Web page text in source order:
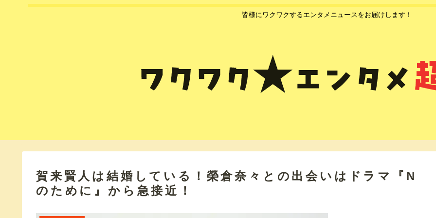
皆様にワクワクするエンタメニュースをお届けします！
賀来賢人は結婚している！榮倉奈々との出会いはドラマ『N
のために』から急接近！